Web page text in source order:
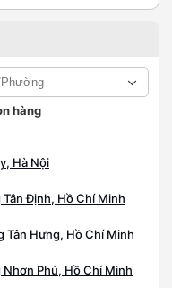
hàng
Hà Nội
Tân Định, Hồ Chí Minh
Tân Hưng, Hồ Chí Minh
Nhơn Phú, Hồ Chí Minh